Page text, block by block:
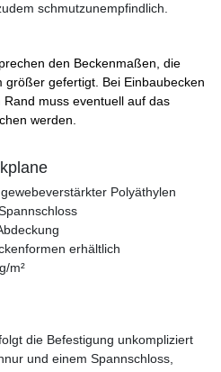
schmutzunempfindlich.
den Beckenmaßen, die
größer gefertigt. Bei Einbaubecken
muss eventuell auf das
werden.
Polyäthylen
erhältlich
m²
die Befestigung unkompliziert
und einem Spannschloss,